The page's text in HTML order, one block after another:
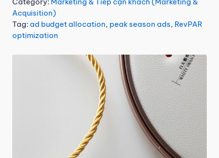
Acquisition)
Tag: ad budget allocation, peak season ads, RevPAR
optimization